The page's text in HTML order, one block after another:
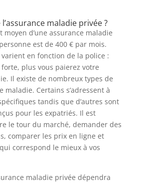
maladie privée ?
moyen d’une assurance maladie
est de 400 € par mois.
en fonction de la police :
plus vous paierez votre
Il existe de nombreux types de
maladie. Certains s’adressent à
tandis que d’autres sont
pour les expatriés. Il est
le tour du marché, demander des
comparer les prix en ligne et
correspond le mieux à vos
maladie privée dépendra